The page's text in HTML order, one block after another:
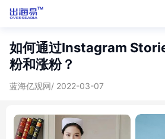
如何通过Instagram
粉和涨粉？
蓝海亿观网/ 2022-03-07